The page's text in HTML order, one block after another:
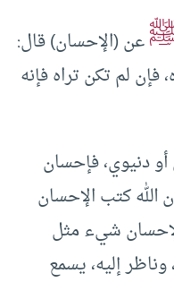
عن (الإحسان) قال:
فإن لم تكن تراه فإنه
دنيوي، فإحسان
الله كتب الإحسان
شيء مثل
وناظر إليه، يسمع